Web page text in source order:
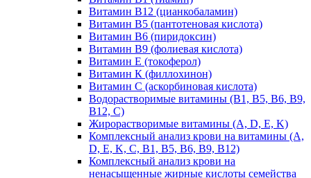
Витамин В12 (цианкобаламин)
Витамин В5 (пантотеновая кислота)
Витамин В6 (пиридоксин)
Витамин В9 (фолиевая кислота)
Витамин Е (токоферол)
Витамин К (филлохинон)
Витамин С (аскорбиновая кислота)
Водорастворимые витамины (B1, B5, B6, В9,
В12, С)
Жирорастворимые витамины (A, D, E, K)
Комплексный анализ крови на витамины (A,
D, E, K, C, B1, B5, B6, В9, B12)
Комплексный анализ крови на
ненасыщенные жирные кислоты семейства